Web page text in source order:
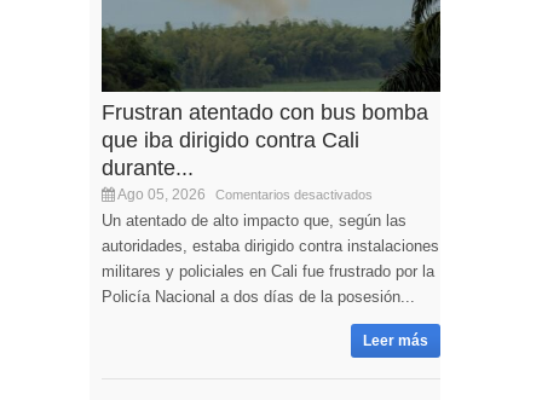
Frustran atentado con bus bomba
que iba dirigido contra Cali
durante...
Ago 05, 2026 Comentarios desactivados
Un atentado de alto impacto que, según las
autoridades, estaba dirigido contra instalaciones
militares y policiales en Cali fue frustrado por la
Policía Nacional a dos días de la posesión...
Leer más